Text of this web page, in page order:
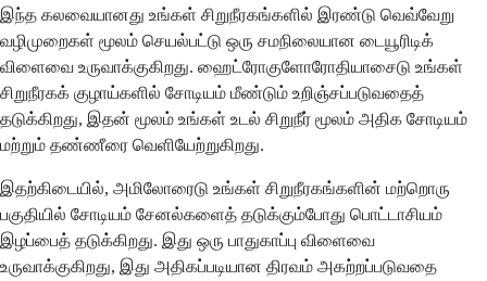
இந்த கலவையானது உங்கள் சிறுநீரகங்களில் இரண்டு வெவ்வேறு
வழிமுறைகள் மூலம் செயல்பட்டு ஒரு சமநிலையான டையூரிடிக்
விளைவை உருவாக்குகிறது. ஹைட்ரோகுளோரோதியாசைடு உங்கள்
சிறுநீரகக் குழாய்களில் சோடியம் மீண்டும் உறிஞ்சப்படுவதைத்
தடுக்கிறது, இதன் மூலம் உங்கள் உடல் சிறுநீர் மூலம் அதிக சோடியம்
மற்றும் தண்ணீரை வெளியேற்றுகிறது.
இதற்கிடையில், அமிலோரைடு உங்கள் சிறுநீரகங்களின் மற்றொரு
பகுதியில் சோடியம் சேனல்களைத் தடுக்கும்போது பொட்டாசியம்
இழப்பைத் தடுக்கிறது. இது ஒரு பாதுகாப்பு விளைவை
உருவாக்குகிறது, இது அதிகப்படியான திரவம் அகற்றப்படுவதை